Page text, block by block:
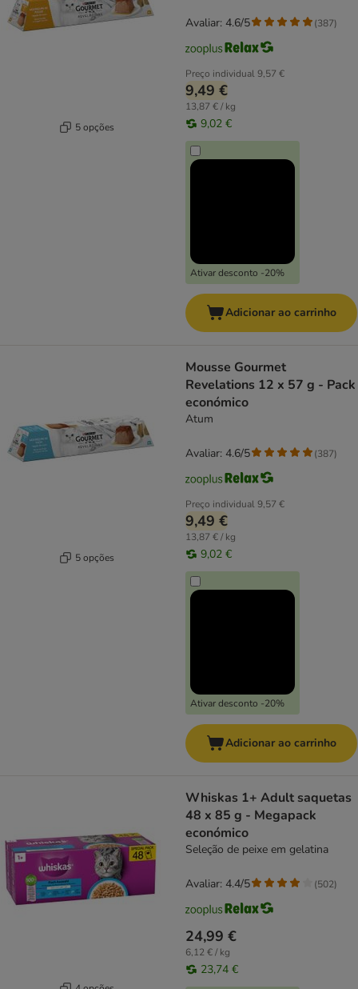
5 opções
Preço individual9,57 €
9,49 €
13,87 € / kg
9,02 €
Ativar desconto -20%
Avaliar: 4.6/5 (387)
Adicionar ao carrinho
5 opções
Mousse Gourmet
Revelations 12 x 57 g - Pack
económico
Atum
Preço individual9,57 €
9,49 €
13,87 € / kg
9,02 €
Ativar desconto -20%
Avaliar: 4.6/5 (387)
Adicionar ao carrinho
Whiskas 1+ Adult saquetas
48 x 85 g - Megapack
económico
Seleção de peixe em gelatina
24,99 €
6,12 € / kg
23,74 €
Avaliar: 4.4/5 (502)